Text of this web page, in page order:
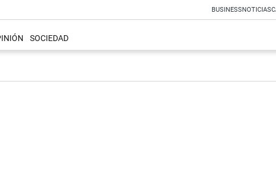
BUSINESSNOTICIAS
SOCIEDAD